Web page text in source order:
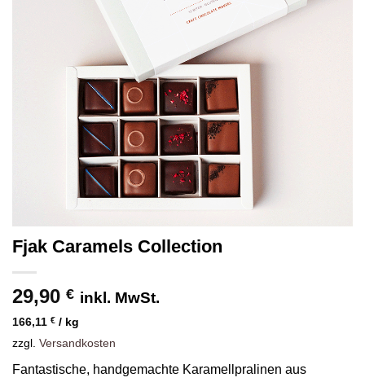
Fjak Caramels Collection
29,90 € inkl. MwSt.
166,11 € / kg
zzgl. Versandkosten
Fantastische, handgemachte Karamellpralinen aus